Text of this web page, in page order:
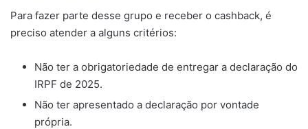
Para fazer parte desse grupo e receber o cashback, é
preciso atender a alguns critérios:
Não ter a obrigatoriedade de entregar a declaração do
IRPF de 2025.
Não ter apresentado a declaração por vontade
própria.